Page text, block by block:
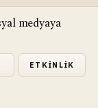
medyaya
ETKINLIK